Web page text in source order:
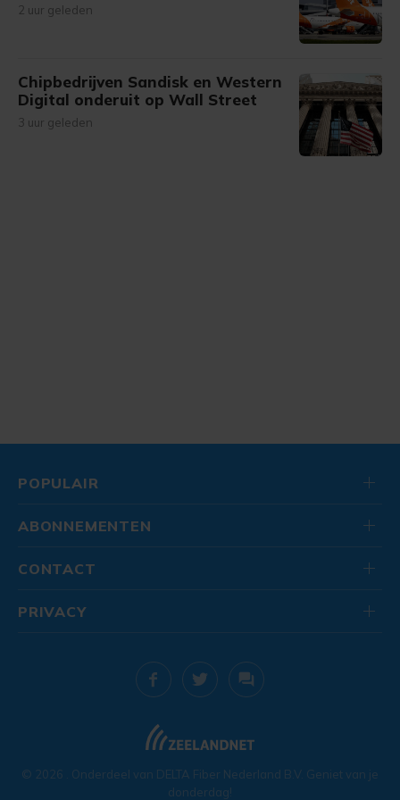
2 uur geleden
Chipbedrijven Sandisk en Western
Digital onderuit op Wall Street
3 uur geleden
POPULAIR
ABONNEMENTEN
CONTACT
© 2026 . Onderdeel van DELTA Fiber Nederland B.V. Geniet van je
donderdag!
PRIVACY